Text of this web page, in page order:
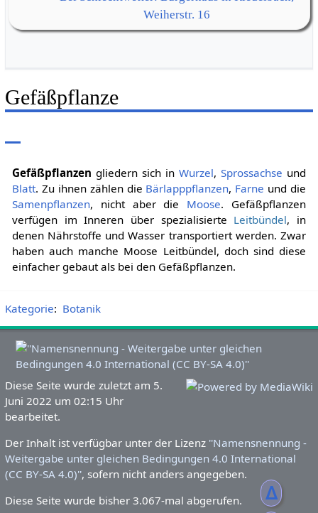
Weiherstr. 16
ᐃ
Gefäßpflanze
Gefäßpflanzen gliedern sich inWurzel,Sprossachse und
Blatt. Zu ihnen zählen die Bärlapppflanzen, Farne und die
Samenpflanzen, nicht aber die Moose. Gefäßpflanzen
verfügen im Inneren über spezialisierte Leitbündel, in
denen Nährstoffe und Wasser transportiert werden. Zwar
haben auch manche Moose Leitbündel, doch sind diese
einfacher gebaut als bei den Gefäßpflanzen.
Kategorie: Botanik
Diese Seite wurde zuletzt am 5.
Juni 2022 um 02:15 Uhr
bearbeitet.
Der Inhalt ist verfügbar unter der Lizenz ''Namensnennung -
Weitergabe unter gleichen Bedingungen 4.0 International
(CC BY-SA 4.0)'', sofern nicht anders angegeben.
Diese Seite wurde bisher 3.067-mal abgerufen.